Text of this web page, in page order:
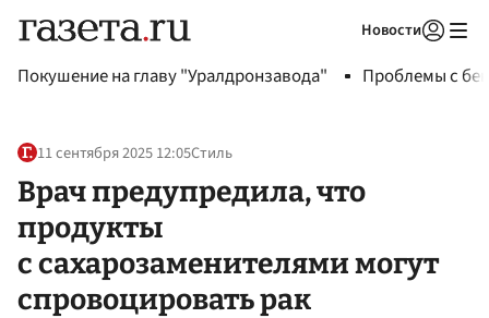
Новости
Покушение на главу "Уралдронзавода" Проблемы с
11 сентября 2025 12:05Стиль
Врач предупредила, что
продукты
с сахарозаменителями могут
спровоцировать рак